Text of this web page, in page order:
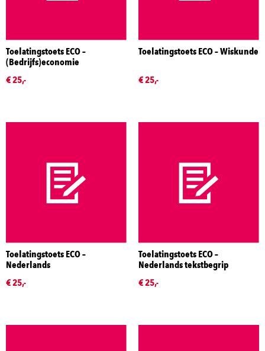
Toelatingstoets ECO –
(Bedrijfs)economie
€ 25,-
Toelatingstoets ECO – Wiskunde
€ 25,-
Toelatingstoets ECO –
Nederlands
€ 25,-
Toelatingstoets ECO –
Nederlands tekstbegrip
€ 25,-